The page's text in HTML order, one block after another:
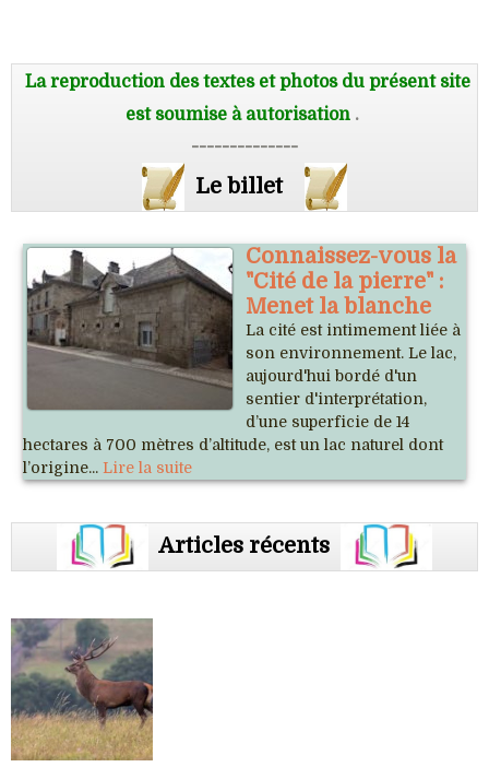
La reproduction des textes et photos du présent site
est soumise à autorisation.
--------------
Le billet
Connaissez-vous la
"Cité de la pierre" :
Menet la blanche
La cité est intimement liée à
son environnement. Le lac,
aujourd'hui bordé d'un
sentier d'interprétation,
d’une superficie de 14
hectares à 700 mètres d’altitude, est un lac naturel dont
l’origine... Lire la suite
Articles récents